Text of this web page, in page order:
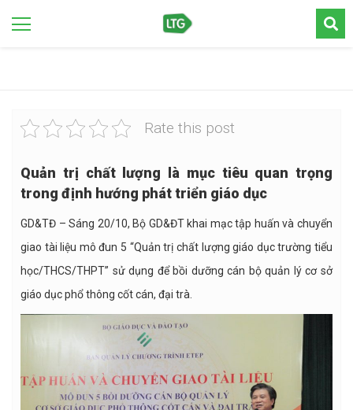
Rate this post
Quản trị chất lượng là mục tiêu quan trọng
trong định hướng phát triển giáo dục
GD&TĐ – Sáng 20/10, Bộ GD&ĐT khai mạc tập huấn và chuyển
giao tài liệu mô đun 5 “Quản trị chất lượng giáo dục trường tiểu
học/THCS/THPT” sử dụng để bồi dưỡng cán bộ quản lý cơ sở
giáo dục phổ thông cốt cán, đại trà.